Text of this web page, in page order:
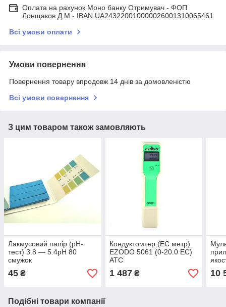
Оплата на рахунок Моно банку Отримувач - ФОП
Лонщаков Д.М - IBAN UA243220010000026001310065461
Всі умови оплати
Умови повернення
Повернення товару впродовж 14 днів за домовленістю
Всі умови повернення
З цим товаром також замовляють
Лакмусовий папір (рН-
тест) 3.8 — 5.4рН 80
смужок
45 ₴
Кондуктомтер (ЕС метр)
EZODO 5061 (0-20.0 EC)
ATC
1 487₴
407
10
Подібні товари компанії